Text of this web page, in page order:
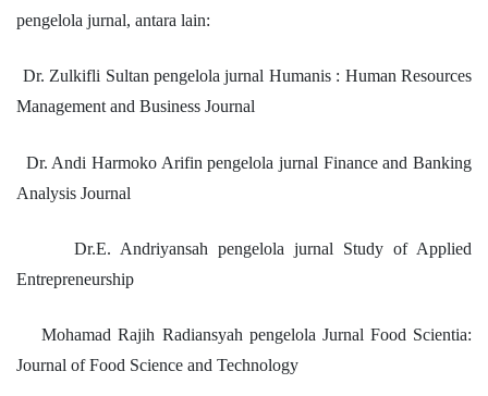
pengelola jurnal, antara lain:
Dr. Zulkifli Sultan pengelola jurnal Humanis : Human Resources
Management and Business Journal
Dr. Andi Harmoko Arifin pengelola jurnal Finance and Banking
Analysis Journal
Dr.E. Andriyansah pengelola jurnal Study of Applied
Entrepreneurship
Mohamad Rajih Radiansyah pengelola Jurnal Food Scientia:
Journal of Food Science and Technology